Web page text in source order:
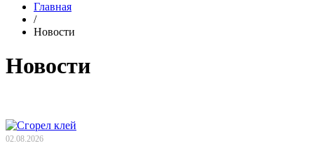
Главная
/
Новости
Новости
02.08.2026